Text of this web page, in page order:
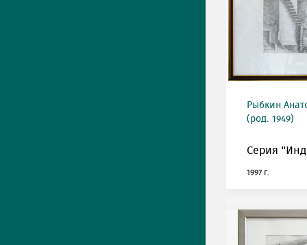
Рыбкин
(род. 1949)
Серия
1997 г.